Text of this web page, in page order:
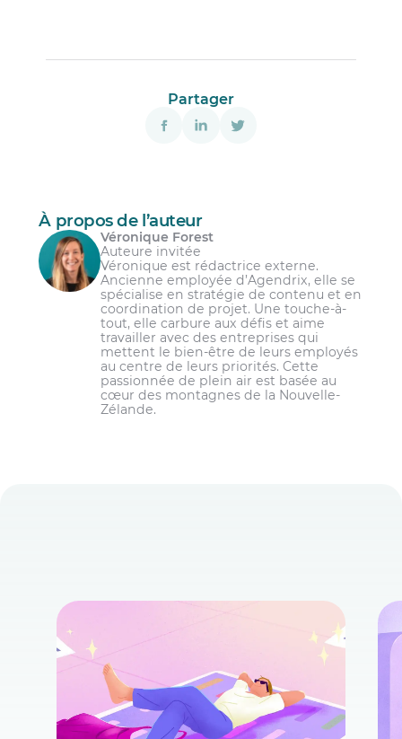
Partager
À propos de l’auteur
Véronique Forest
Auteure invitée
Véronique est rédactrice externe.
Ancienne employée d’Agendrix, elle se
spécialise en stratégie de contenu et en
coordination de projet. Une touche-à-
tout, elle carbure aux défis et aime
travailler avec des entreprises qui
mettent le bien-être de leurs employés
au centre de leurs priorités. Cette
passionnée de plein air est basée au
cœur des montagnes de la Nouvelle-
Zélande.